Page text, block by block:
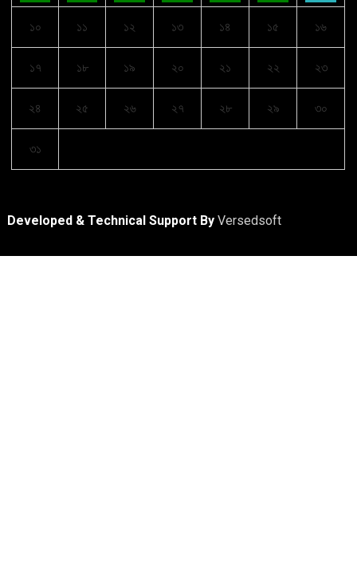
১০ ১১ ১২ ১৩ ১৪ ১৫ ১৬
১৭ ১৮ ১৯ ২০ ২১ ২২ ২৩
২৪ ২৫ ২৬ ২৭ ২৮ ২৯ ৩০
৩১
Developed & Technical Support ByVersedsoft